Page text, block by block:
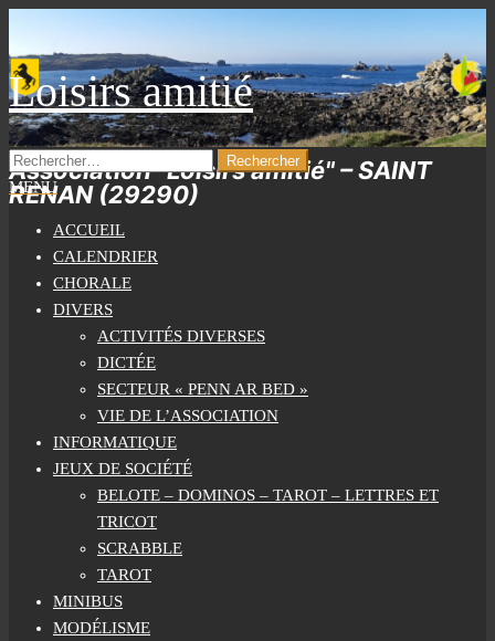
the
content
Loisirs amitié
Association "Loisirs amitié" – SAINT
RENAN (29290)
RECHERCHER :
MENU
ACCUEIL
CALENDRIER
CHORALE
DIVERS
ACTIVITÉS DIVERSES
DICTÉE
SECTEUR « PENN AR BED »
VIE DE L’ASSOCIATION
INFORMATIQUE
JEUX DE SOCIÉTÉ
BELOTE – DOMINOS – TAROT – LETTRES ET
TRICOT
SCRABBLE
TAROT
MINIBUS
MODÉLISME